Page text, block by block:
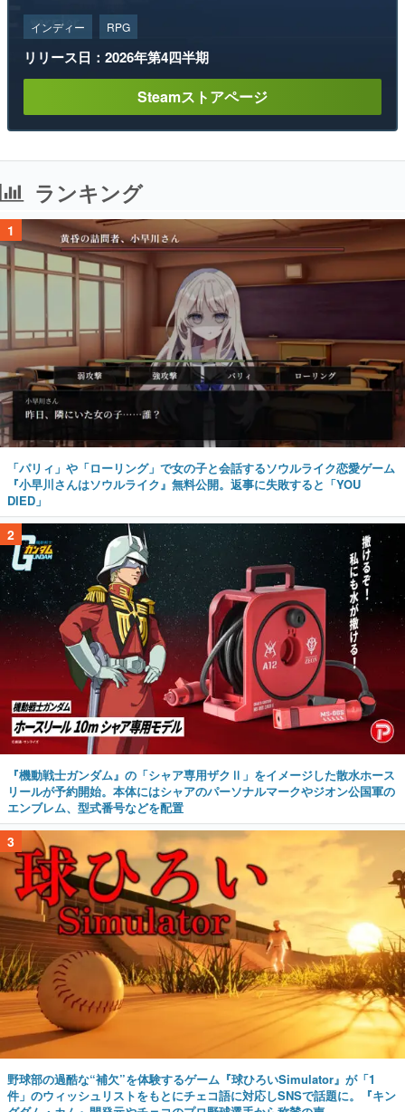
インディー RPG
リリース日：2026年第4四半期
Steamストアページ
ランキング
1
「パリィ」や「ローリング」で女の子と会話するソウルライク恋愛ゲーム
『小早川さんはソウルライク』無料公開。返事に失敗すると「YOU
DIED」
2
『機動戦士ガンダム』の「シャア専用ザクⅡ」をイメージした散水ホース
リールが予約開始。本体にはシャアのパーソナルマークやジオン公国軍の
エンブレム、型式番号などを配置
3
野球部の過酷な“補欠”を体験するゲーム『球ひろいSimulator』が「1
件」のウィッシュリストをもとにチェコ語に対応しSNSで話題に。『キン